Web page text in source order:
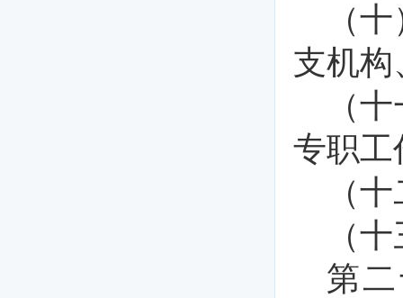
（
支机构
（
专职工
（
（
第